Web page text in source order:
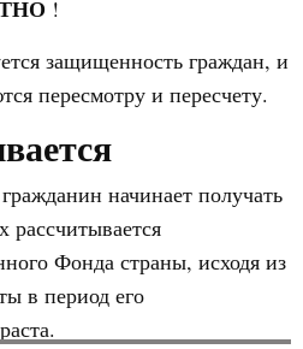
!
защищенность граждан, и
пересмотру и пересчету.
начинает получать
Фонда страны, исходя из
в период его